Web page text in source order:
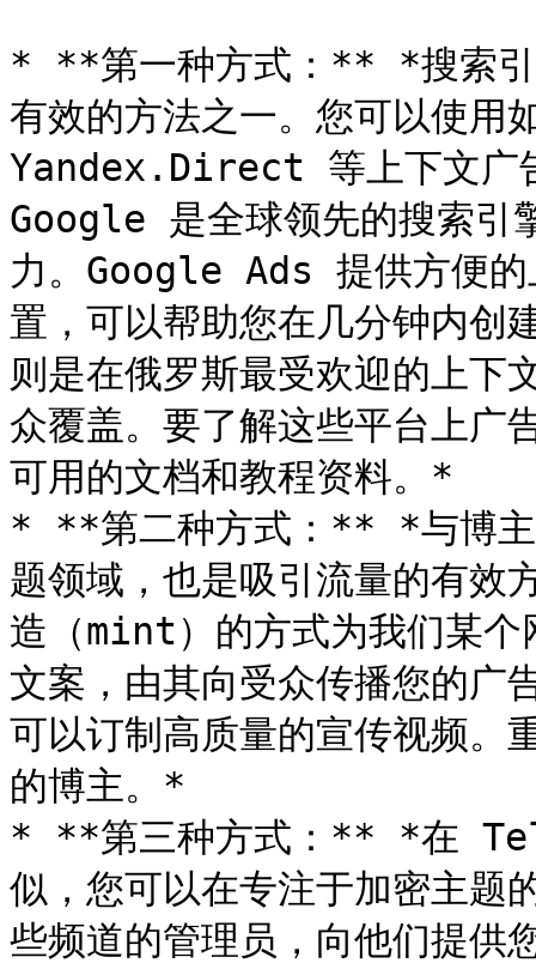
* **第一种方式：** *搜索引
有效的方法之一。您可以使
Yandex.Direct 等上下文广
Google 是全球领先的搜索引
力。Google Ads 提供方便的
置，可以帮助您在几分钟内
则是在俄罗斯最受欢迎的上下
众覆盖。要了解这些平台上广
可用的文档和教程资料。*
* **第二种方式：** *与博主
题领域，也是吸引流量的有效
造（mint）的方式为我们某个
文案，由其向受众传播您的广
可以订制高质量的宣传视频。
的博主。*
* **第三种方式：** *在
似，您可以在专注于加密主
些频道的管理员，向他们提供